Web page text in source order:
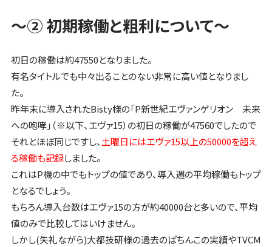
～② 初期稼働と粗利について～
初日の稼働は約47550となりました。
有名タイトルでも中々出ることのない非常に高い値となりまし
た。
昨年末に導入されたBisty様の「P新世紀エヴァンゲリオン 未来
への咆哮」（※以下、エヴァ15）の初日の稼働が47560でしたので
それとほぼ同じですし、 土曜日にはエヴァ15以上の50000を超え
る稼働も記録しました。
これはP機の中でもトップの値であり、導入週の平均稼働もトップ
となるでしょう。
もちろん導入台数はエヴァ15の方が約40000台と多いので、平均
値のみで比較してはいけません。
しかし(失礼ながら)大都技研様の過去のぱちんこの実績やTVCM